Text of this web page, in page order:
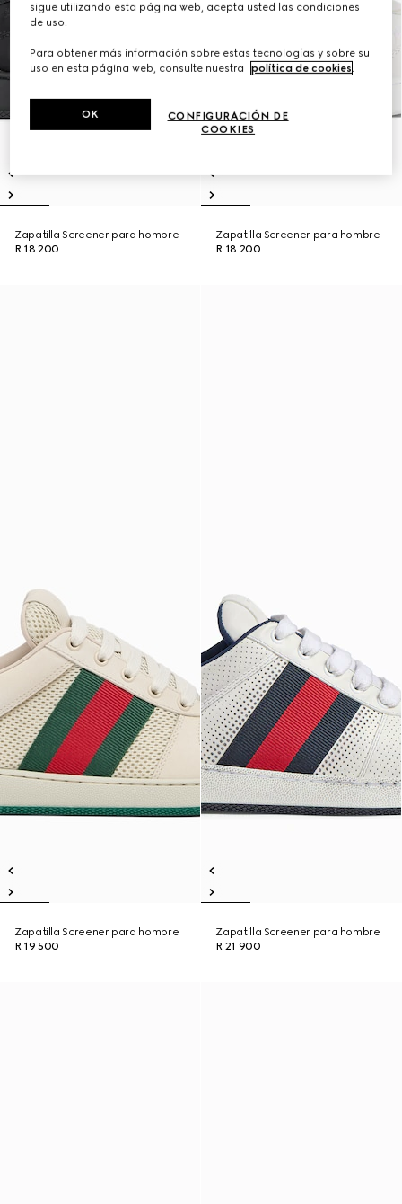
Zapatilla Screener para hombre
R 18 200
Zapatilla Screener para hombre
R 18 200
Zapatilla Screener para hombre
R 19 500
Zapatilla Screener para hombre
R 21 900
sigue utilizando esta página web, acepta usted las condiciones
de uso.
Para obtener más información sobre estas tecnologías y sobre su
uso en esta página web, consulte nuestra
política de cookies.
CONFIGURACIÓN DE
COOKIES
OK